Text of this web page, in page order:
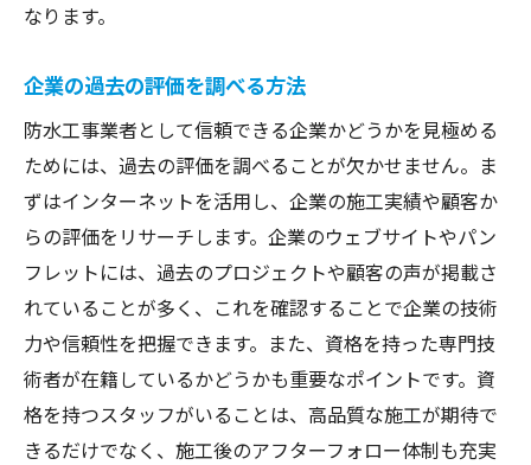
なります。
企業の過去の評価を調べる方法
防水工事業者として信頼できる企業かどうかを見極める
ためには、過去の評価を調べることが欠かせません。ま
ずはインターネットを活用し、企業の施工実績や顧客か
らの評価をリサーチします。企業のウェブサイトやパン
フレットには、過去のプロジェクトや顧客の声が掲載さ
れていることが多く、これを確認することで企業の技術
力や信頼性を把握できます。また、資格を持った専門技
術者が在籍しているかどうかも重要なポイントです。資
格を持つスタッフがいることは、高品質な施工が期待で
きるだけでなく、施工後のアフターフォロー体制も充実